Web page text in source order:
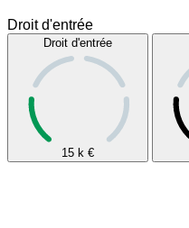
Droit d'entrée
15 k €